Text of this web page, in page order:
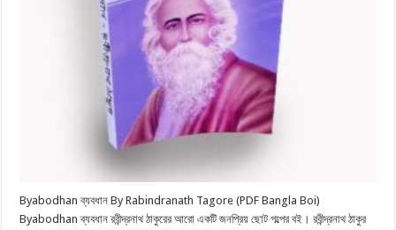
Byabodhan ব্যবধান By Rabindranath Tagore (PDF Bangla Boi)
Byabodhan ব্যবধান রবীন্দ্রনাথ ঠাকুরের আরো একটি জনপ্রিয় ছোট গল্পের বই। রবীন্দ্রনাথ ঠাকুর